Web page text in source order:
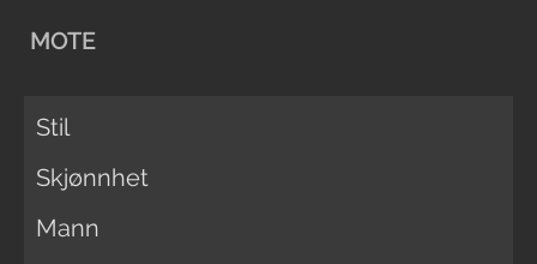
MOTE
Stil
Skjønnhet
Mann